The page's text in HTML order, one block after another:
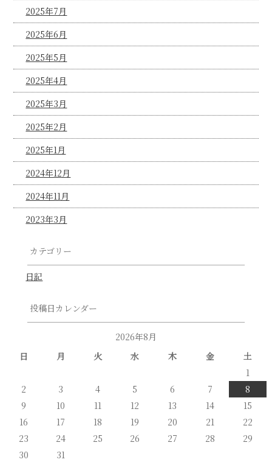
2025年7月
2025年6月
2025年5月
2025年4月
2025年3月
2025年2月
2025年1月
2024年12月
2024年11月
2023年3月
カテゴリー
日記
投稿日カレンダー
2026年8月
日
月 火 水 木 金
土
1
2
3 4 5 6 7
8
9
10 11 12 13 14
15
16
17 18 19 20 21
22
23
24 25 26 27 28
29
30
31